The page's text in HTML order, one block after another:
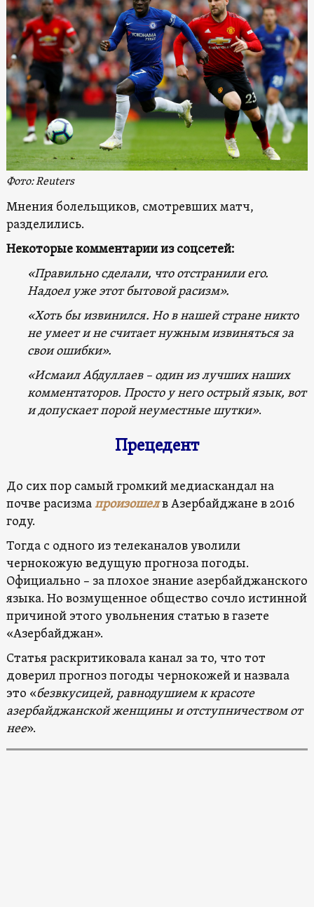
Фото: Reuters
Мнения болельщиков, смотревших матч,
разделились.
Некоторые комментарии из соцсетей:
«Правильно сделали, что отстранили его.
Надоел уже этот бытовой расизм».
«Хоть бы извинился. Но в нашей стране никто
не умеет и не считает нужным извиняться за
свои ошибки».
«Исмаил Абдуллаев – один из лучших наших
комментаторов. Просто у него острый язык, вот
и допускает порой неуместные шутки».
Прецедент
До сих пор самый громкий медиаскандал на
почве расизмапроизошелв Азербайджане в 2016
году.
Тогда с одного из телеканалов уволили
чернокожую ведущую прогноза погоды.
Официально – за плохое знание азербайджанского
языка. Но возмущенное общество сочло истинной
причиной этого увольнения статью в газете
«Азербайджан».
Статья раскритиковала канал за то, что тот
доверил прогноз погоды чернокожей и назвала
это «безвкусицей, равнодушием к красоте
азербайджанской женщины и отступничеством от
нее».